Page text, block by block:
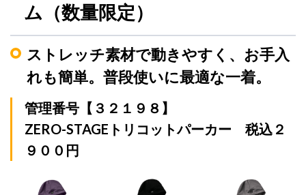
ム（数量限定）
ストレッチ素材で動きやすく、お手入
れも簡単。普段使いに最適な一着。
管理番号【３２１９８】
ZERO-STAGEトリコットパーカー 税込２
９００円